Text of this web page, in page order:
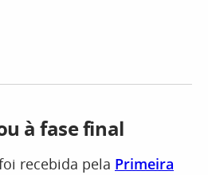
à fase final
recebida pela Primeira